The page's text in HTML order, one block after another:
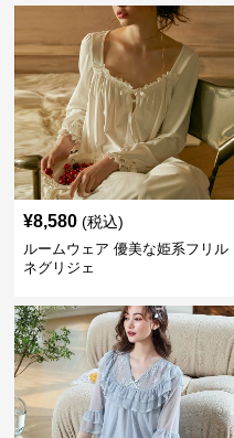
¥8,580 (税込)
ルームウェア 優美な姫系フリル
ネグリジェ